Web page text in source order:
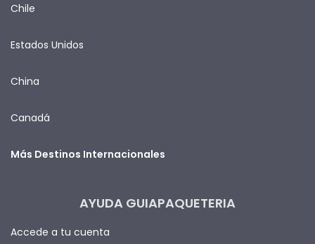
Chile
Estados Unidos
China
Canadá
Más Destinos Internacionales
AYUDA GUIAPAQUETERIA
Accede a tu cuenta